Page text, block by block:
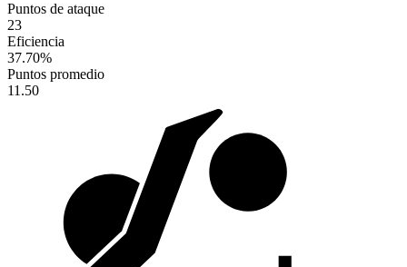
Puntos de ataque
23
Eficiencia
37.70%
Puntos promedio
11.50